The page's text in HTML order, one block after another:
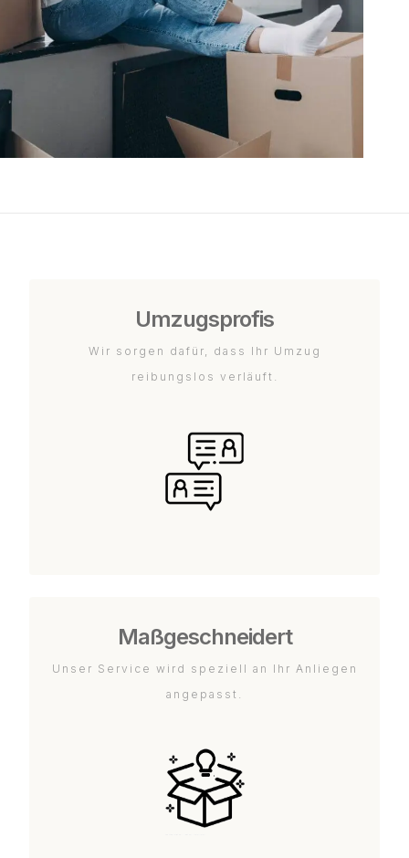
Umzugsprofis
Wir sorgen dafür, dass Ihr Umzug
reibungslos verläuft.
Maßgeschneidert
Unser Service wird speziell an Ihr Anliegen
angepasst.